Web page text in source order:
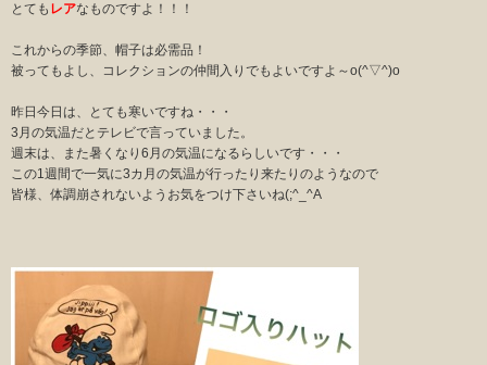
とても レアなものですよ！！！
これからの季節、帽子は必需品！
被ってもよし、コレクションの仲間入りでもよいですよ～o(^▽^)o
昨日今日は、とても寒いですね・・・
3月の気温だとテレビで言っていました。
週末は、また暑くなり6月の気温になるらしいです・・・
この1週間で一気に3カ月の気温が行ったり来たりのようなので
皆様、体調崩されないようお気をつけ下さいね(;^_^A